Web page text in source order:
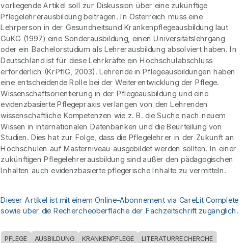
vorliegende Artikel soll zur Diskussion über eine zukünftige
Pflegelehrerausbildung beitragen. In Österreich muss eine
Lehrperson in der Gesundheitsund Krankenpflegeausbildung laut
GuKG (1997) eine Sonderausbildung, einen Universitätslehrgang
oder ein Bachelorstudium als Lehrerausbildung absolviert haben. In
Deutschland ist für diese Lehrkräfte ein Hochschulabschluss
erforderlich (KrPflG, 2003). Lehrende in Pflegeausbildungen haben
eine entscheidende Rolle bei der Weiterentwicklung der Pflege.
Wissenschaftsorientierung in der Pflegeausbildung und eine
evidenzbasierte Pflegepraxis verlangen von den Lehrenden
wissenschaftliche Kompetenzen wie z. B. die Suche nach neuem
Wissen in internationalen Datenbanken und die Beurteilung von
Studien. Dies hat zur Folge, dass die Pflegelehrer in der Zukunft an
Hochschulen auf Masterniveau ausgebildet werden sollten. In einer
zukünftigen Pflegelehrerausbildung sind außer den pädagogischen
Inhalten auch evidenzbasierte pflegerische Inhalte zu vermitteln.
Dieser Artikel ist mit einem Online-Abonnement via CareLit Complete
sowie über die Rechercheoberfläche der Fachzeitschrift zugänglich.
PFLEGE AUSBILDUNG KRANKENPFLEGE LITERATURRECHERCHE